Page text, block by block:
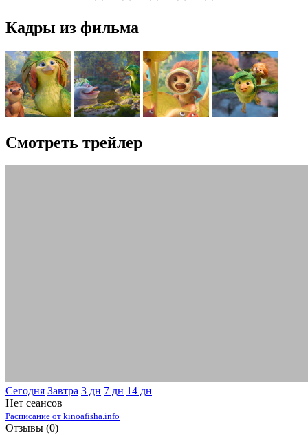
Кадры из фильма
Смотреть трейлер
Сегодня Завтра 3 дн 7 дн 14 дн
Нет сеансов
Расписание от kinoafisha.info
Отзывы (0)